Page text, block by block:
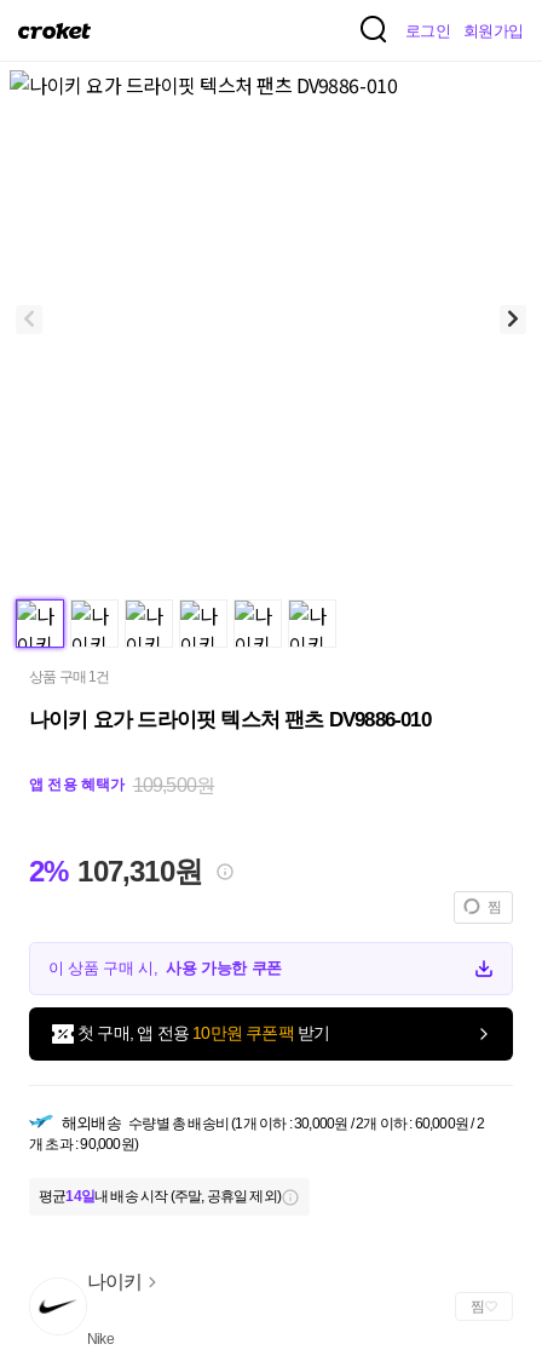
크
켓
로그인 회원가입
상품 구매 1건
나이키 요가 드라이핏 텍스처 팬츠 DV9886-010
앱 전용 혜택가 109,500원
2% 107,310원
찜
이 상품 구매 시,사용 가능한 쿠폰
첫 구매, 앱 전용 10만원 쿠폰팩 받기
해외배송 수량별 총 배송비 (1개 이하 : 30,000원 / 2개 이하 : 60,000원 / 2
개 초과 : 90,000원)
평균14일내 배송 시작 (주말, 공휴일 제외)
나이키
Nike
찜